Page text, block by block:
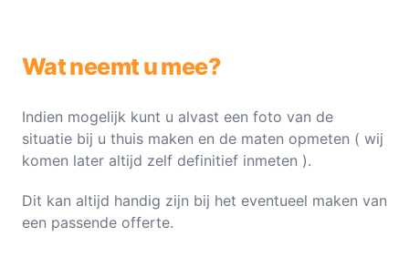
Wat neemt u mee?
Indien mogelijk kunt u alvast een foto van de
situatie bij u thuis maken en de maten opmeten ( wij
komen later altijd zelf definitief inmeten ).
Dit kan altijd handig zijn bij het eventueel maken van
een passende offerte.